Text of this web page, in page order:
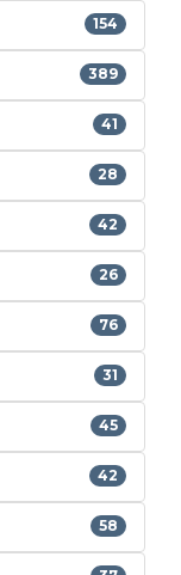
154
389
41
28
42
26
76
31
45
42
58